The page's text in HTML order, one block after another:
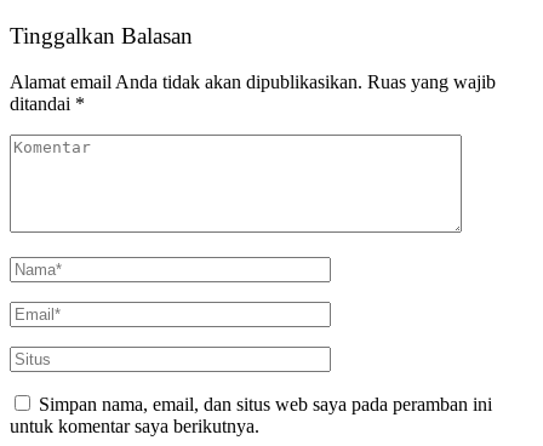
Tinggalkan Balasan
Alamat email Anda tidak akan dipublikasikan. Ruas yang wajib
ditandai *
Simpan nama, email, dan situs web saya pada peramban ini
untuk komentar saya berikutnya.